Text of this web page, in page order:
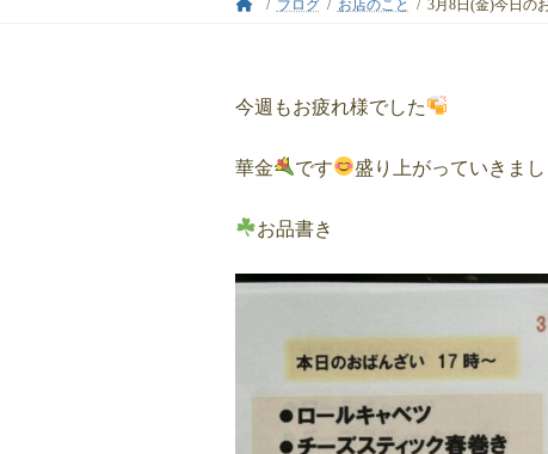
ブログ お店のこと 3月8日(金)今日の
今週もお疲れ様でした
華金 です 盛り上がっていきまし
お品書き